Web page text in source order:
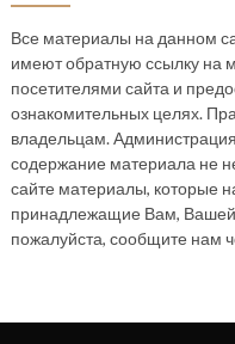
Все материалы на данном
имеют обратную ссылку на
посетителями сайта и
ознакомительных целях.
владельцам. Администрация
содержание материала не
сайте материалы, которые
принадлежащие Вам, Вашей
пожалуйста, сообщите нам